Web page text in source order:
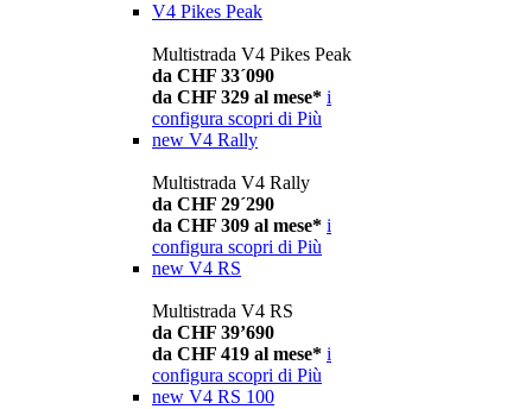
V4 Pikes Peak
Multistrada V4 Pikes Peak
da CHF 33´090
da CHF 329 al mese* i
configura scopri di Più
new V4 Rally
Multistrada V4 Rally
da CHF 29´290
da CHF 309 al mese* i
configura scopri di Più
new V4 RS
Multistrada V4 RS
da CHF 39’690
da CHF 419 al mese* i
configura scopri di Più
new V4 RS 100